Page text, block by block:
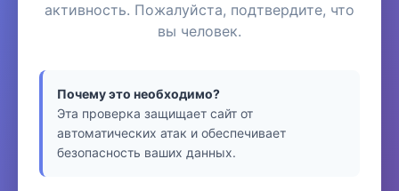
активность. Пожалуйста, подтвердите, что
вы человек.
Почему это необходимо?
Эта проверка защищает сайт от
автоматических атак и обеспечивает
безопасность ваших данных.